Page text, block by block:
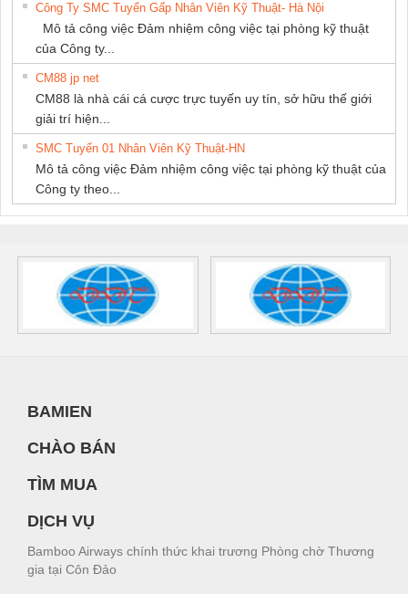
Công Ty SMC Tuyển Gấp Nhân Viên Kỹ Thuật- Hà Nội
Mô tả công việc Đảm nhiệm công việc tại phòng kỹ thuật
của Công ty...
CM88 jp net
CM88 là nhà cái cá cược trực tuyến uy tín, sở hữu thế giới
giải trí hiện...
SMC Tuyển 01 Nhân Viên Kỹ Thuật-HN
Mô tả công việc Đảm nhiệm công việc tại phòng kỹ thuật của
Công ty theo...
BAMIEN
CHÀO BÁN
TÌM MUA
DỊCH VỤ
Bamboo Airways chính thức khai trương Phòng chờ Thương
gia tại Côn Đảo